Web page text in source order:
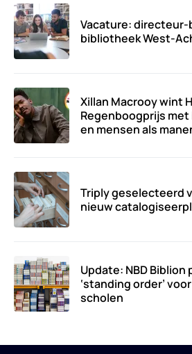
Vacature:
bibliotheek West-
Xillan Macrooy wint
Regenboogprijs
en mensen als
Triply geselecteerd
nieuw
Update: NBD
‘standing order’
scholen